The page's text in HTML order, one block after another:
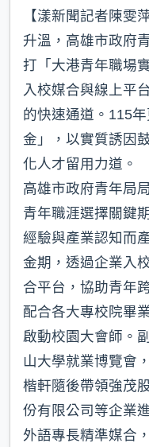
【漾新聞記者陳雯
升溫，高雄市政府
打「大港青年職場
入校媒合與線上平
的快速通道。115
金」，以實質誘因
化人才留用力道。
高雄市政府青年局
青年職涯選擇關鍵
經驗與產業認知而
金期，透過企業入
合平台，協助青年
配合各大專校院畢
啟動校園大會師。
山大學就業博覽會
楷軒隨後帶領強茂
份有限公司等企業
外語專長精準媒合